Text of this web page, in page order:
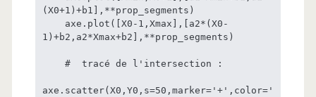
(X0+1)+b1],**prop_segments)
1)+b2,a2*Xmax+b2],**prop_segments)
axe.scatter(X0,Y0,s=50,marker='+',color='